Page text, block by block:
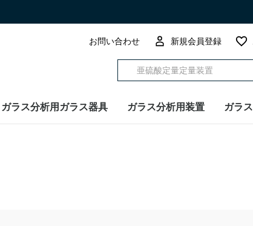
お問い合わせ 新規会員登録
ガラス分析用ガラス器具 ガラス分析用装置 ガラ